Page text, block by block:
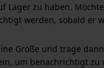
Lager zu haben.
werden, sobald er
Größe und trage
um benachrichtigt zu